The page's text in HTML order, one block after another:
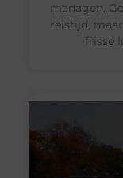
managen.
reistijd,
frisse